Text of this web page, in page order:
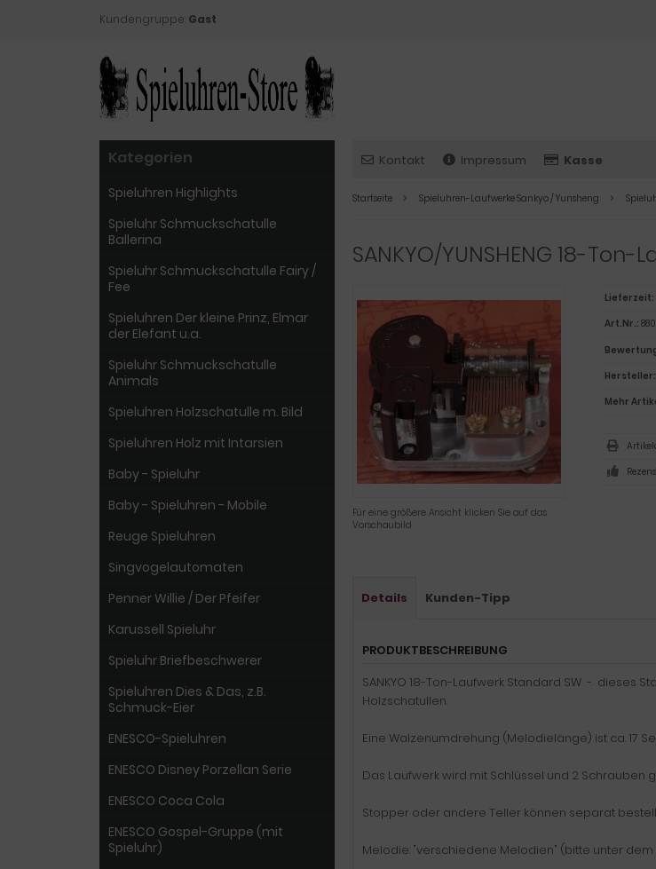
Kundengruppe: Gast
Kontakt Impressum Kasse
Startseite Spieluhren-Laufwerke Sankyo / Yunsheng
SANKYO/YUNSHENG 18-
Für eine größere Ansicht klicken Sie auf das
Vorschaubild
Lieferzeit:
Art.Nr.:
Hersteller:
Mehr
Details Kunden-Tipp
PRODUKTBESCHREIBUNG
SANKYO 18-Ton-Laufwerk Standard SW - dieses
Holzschatullen.
Eine Walzenumdrehung (Melodielänge) ist ca. 17
Das Laufwerk wird mit Schlüssel und 2 Schrauben
Stopper oder andere Teller können separat
Melodie: "verschiedene Melodien" (bitte unter
Kategorien
Spieluhren Highlights
Spieluhr Schmuckschatulle
Ballerina
Spieluhr Schmuckschatulle Fairy /
Fee
Spieluhren Der kleine Prinz, Elmar
der Elefant u.a.
Spieluhr Schmuckschatulle
Animals
Spieluhren Holzschatulle m. Bild
Spieluhren Holz mit Intarsien
Baby - Spieluhr
Baby - Spieluhren - Mobile
Reuge Spieluhren
Singvogelautomaten
Penner Willie / Der Pfeifer
Karussell Spieluhr
Spieluhr Briefbeschwerer
Spieluhren Dies & Das, z.B.
Schmuck-Eier
ENESCO-Spieluhren
ENESCO Disney Porzellan Serie
ENESCO Coca Cola
ENESCO Gospel-Gruppe (mit
Spieluhr)